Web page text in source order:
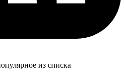
из списка